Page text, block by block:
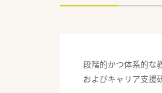
段階的かつ体系的な
およびキャリア支援